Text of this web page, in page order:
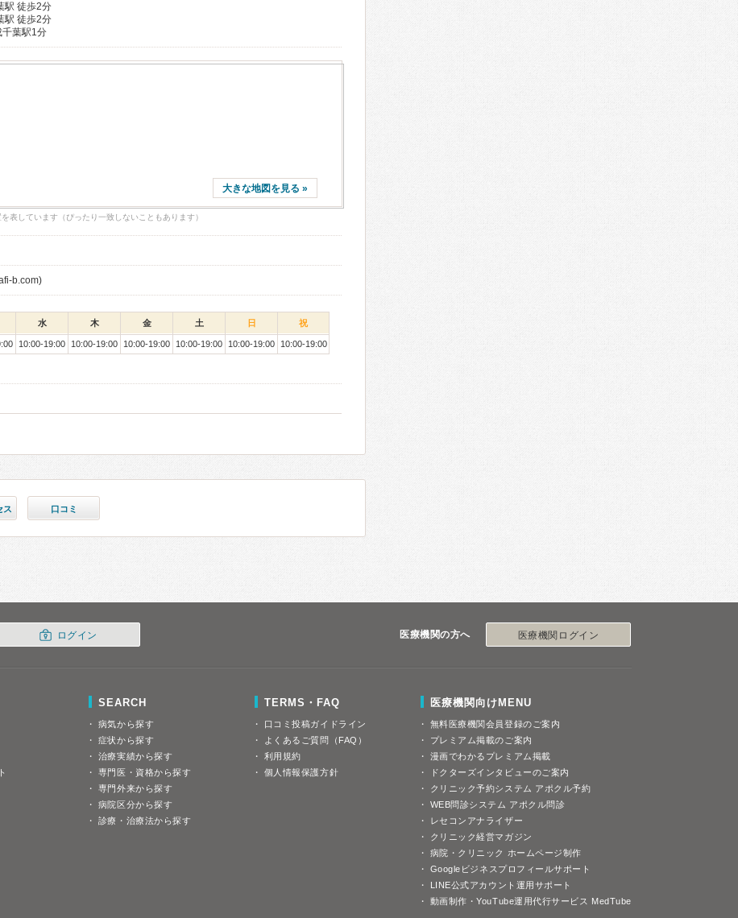
駅 徒歩2分
駅 徒歩2分
千葉駅1分
大きな地図を見る »
表しています（ぴったり一致しないこともあります）
b.com)
水 木 金 土 日 祝
10:00-19:00 10:00-19:00 10:00-19:00 10:00-19:00 10:00-19:00 10:00-19:00
ス 口コミ
ログイン 医療機関の方へ 医療機関ログイン
SEARCH
病気から探す
症状から探す
治療実績から探す
専門医・資格から探す
専門外来から探す
病院区分から探す
診療・治療法から探す
TERMS・FAQ
口コミ投稿ガイドライン
よくあるご質問（FAQ）
利用規約
個人情報保護方針
医療機関向けMENU
無料医療機関会員登録のご案内
プレミアム掲載のご案内
漫画でわかるプレミアム掲載
ドクターズインタビューのご案内
クリニック予約システム アポクル予約
WEB問診システム アポクル問診
レセコンアナライザー
クリニック経営マガジン
病院・クリニック ホームページ制作
Googleビジネスプロフィールサポート
LINE公式アカウント運用サポート
動画制作・YouTube運用代行サービス MedTube